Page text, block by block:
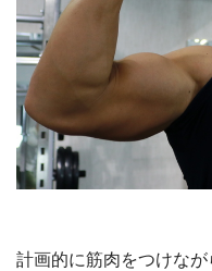
計画的に筋肉をつけな